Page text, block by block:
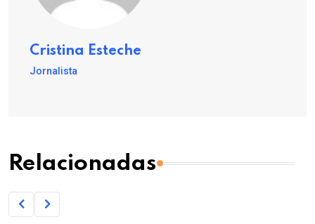
Cristina Esteche
Jornalista
Relacionadas